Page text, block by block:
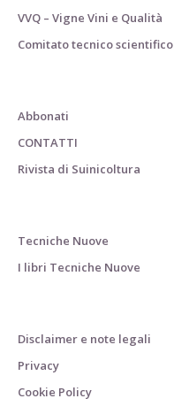
VVQ – Vigne Vini e Qualità
Comitato tecnico scientifico
Abbonati
CONTATTI
Rivista di Suinicoltura
Tecniche Nuove
I libri Tecniche Nuove
Disclaimer e note legali
Privacy
Cookie Policy